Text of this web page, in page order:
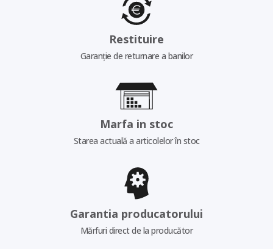
Restituire
Garanție de returnare a banilor
Marfa in stoc
Starea actuală a articolelor în stoc
Garantia producatorului
Mărfuri direct de la producător